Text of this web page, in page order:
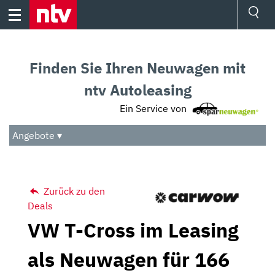
Skip
Audio
Das Beste
Finden Sie Ihren Neuwagen mit
ntv Autoleasing
Ein Service von
Angebote ▾
Zurück zu den
Deals
VW T-Cross im Leasing
als Neuwagen für 166